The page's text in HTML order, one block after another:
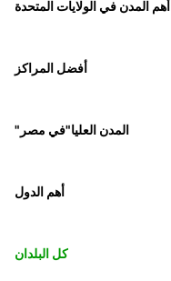
أهم المدن في الولايات المتحدة
أفضل المراكز
"المدن العليا"في مصر
أهم الدول
كل البلدان